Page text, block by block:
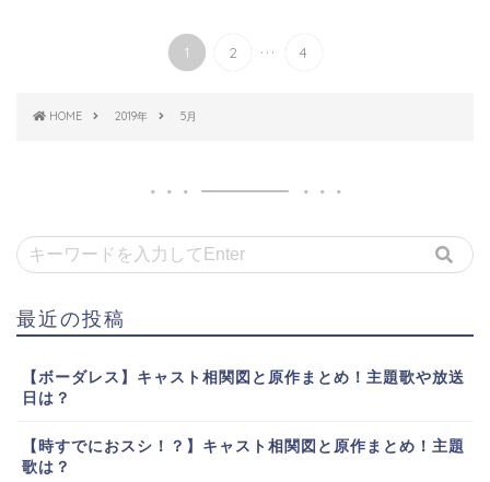
1 2 ... 4
HOME 2019年 5月
最近の投稿
【ボーダレス】キャスト相関図と原作まとめ！主題歌や放送
日は？
【時すでにおスシ！？】キャスト相関図と原作まとめ！主題
歌は？